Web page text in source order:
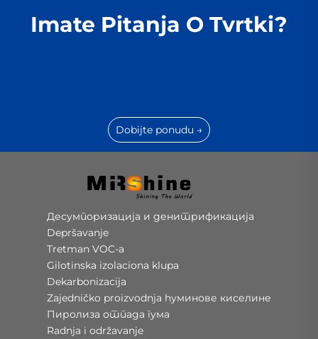
Imate Pitanja O Tvrtki?
Dobijte ponudu →
Десумпоризација и денитрификација
Depršavanje
Tretman VOC-a
Gilotinska izolaciona klupa
Dekarbonizacija
Zajedničko proizvodnja hуминове киселине
Пиролиза отпада гума
Radnja i održavanje